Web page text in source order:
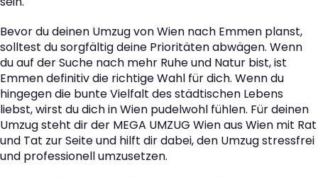
Bevor du deinen Umzug von Wien nach Emmen planst,
solltest du sorgfältig deine Prioritäten abwägen. Wenn
du auf der Suche nach mehr Ruhe und Natur bist, ist
Emmen definitiv die richtige Wahl für dich. Wenn du
hingegen die bunte Vielfalt des städtischen Lebens
liebst, wirst du dich in Wien pudelwohl fühlen. Für deinen
Umzug steht dir der MEGA UMZUG Wien aus Wien mit Rat
und Tat zur Seite und hilft dir dabei, den Umzug stressfrei
und professionell umzusetzen.